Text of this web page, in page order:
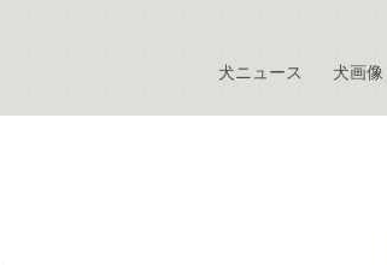
犬ニュース 犬画像